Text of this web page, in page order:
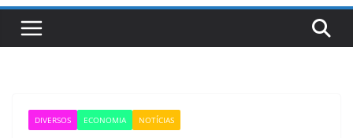
DIVERSOS ECONOMIA NOTÍCIAS